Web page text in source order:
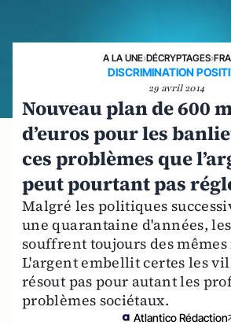
A LA UNE›DÉCRYPTAGES›
DISCRIMINATION
29 avril 2014
Nouveau plan de 600
d’euros pour les
ces problèmes que
peut pourtant pas
Malgré les politiques
une quarantaine d'années,
souffrent toujours des mêmes
L'argent embellit certes les
résout pas pour autant les
problèmes sociétaux.
Atlantico Rédaction